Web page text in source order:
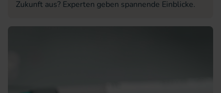
Zukunft aus? Experten geben spannende Einblicke.